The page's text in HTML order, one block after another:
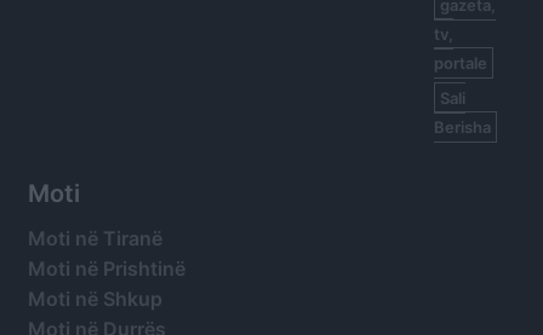
gazeta,
tv,
portale
Sali
Berisha
Moti
Moti në Tiranë
Moti në Prishtinë
Moti në Shkup
Moti në Durrës